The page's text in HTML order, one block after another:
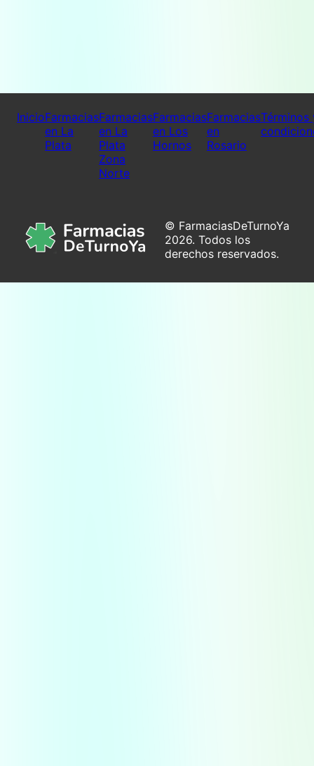
InicioFarmacias
en La
Plata
Farmacias
en La
Plata
Zona
Norte
Farmacias
en Los
Hornos
Farmacias
en
Rosario
Términos
© FarmaciasDeTurnoYa
2026. Todos los
derechos reservados.